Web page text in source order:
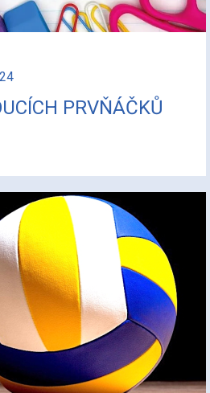
PRVŇÁČKŮ